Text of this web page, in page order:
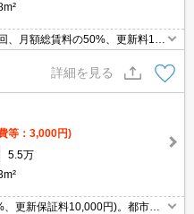
、月額総賃料の50%、更新料1万
ット応相談。ペット飼育の場
く(450m)買物便利。
詳細を見る
等：3,000円)
5.5万
更新保証料10,000円)。都市ガ